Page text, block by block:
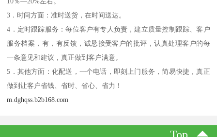
3．时间方面：准时送货，在时间送达。
4．定时跟踪服务：每位客户有专人负责，建立质量控制跟踪、客户
服务档案，有，有反馈，诚恳接受客户的批评，认真处理客户的每
一条意见和建议，真正做到客户满意。
5．其他方面：化配送，一个电话，即刻上门服务，简易快捷，真正
做到让客户省钱、省时、省心、省力！
m.dghqss.b2b168.com